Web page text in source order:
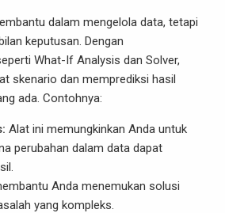
dalam mengelola data, tetapi
keputusan. Dengan
What-If Analysis dan Solver,
skenario dan memprediksi hasil
ada. Contohnya:
Alat ini memungkinkan Anda untuk
perubahan dalam data dapat
Anda menemukan solusi
yang kompleks.